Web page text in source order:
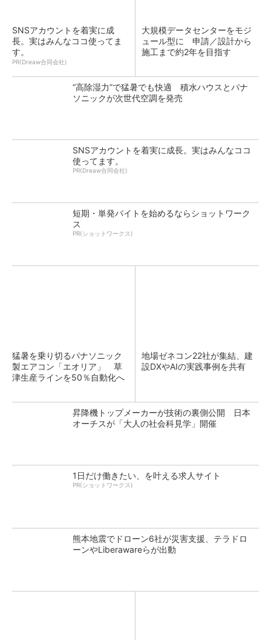
SNSアカウントを着実に成
長。実はみんなココ使ってま
す。
PR(Dreaw合同会社)
大規模データセンターをモジ
ュール型に 申請／設計から
施工まで約2年を目指す
“高除湿力”で猛暑でも快適 積水ハウスとパナ
ソニックが次世代空調を発売
SNSアカウントを着実に成長。実はみんなココ
使ってます。
PR(Dreaw合同会社)
短期・単発バイトを始めるならショットワーク
ス
PR(ショットワークス)
猛暑を乗り切るパナソニック
製エアコン「エオリア」 草
津生産ラインを50％自動化へ
地場ゼネコン22社が集結、建
設DXやAIの実践事例を共有
昇降機トップメーカーが技術の裏側公開 日本
オーチスが「大人の社会科見学」開催
1日だけ働きたい、を叶える求人サイト
PR(ショットワークス)
熊本地震でドローン6社が災害支援、テラドロ
ーンやLiberawareらが出動